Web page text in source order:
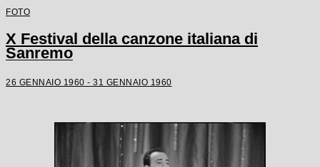
FOTO
X Festival della canzone italiana di
Sanremo
26 GENNAIO 1960 - 31 GENNAIO 1960